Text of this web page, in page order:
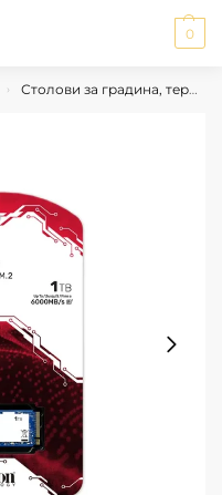
0
› Столови за градина, тераса, двор и балкон